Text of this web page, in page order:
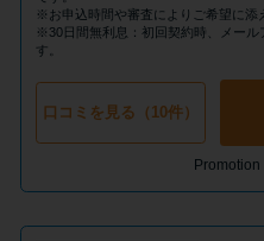
は？3つ
アコム
る？ 自
方法
アコム
※お申込時間や審査によりご希望に添
※30日間無利息：初回契約時、メール
す。
口コミを見る（10件）
Promotion